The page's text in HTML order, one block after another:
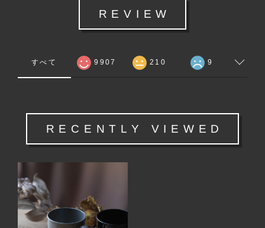
REVIEW
すべて 9907 210 9
RECENTLY VIEWED